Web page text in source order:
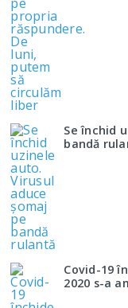
Se închid
bandă
Covid-19
2020 s-a